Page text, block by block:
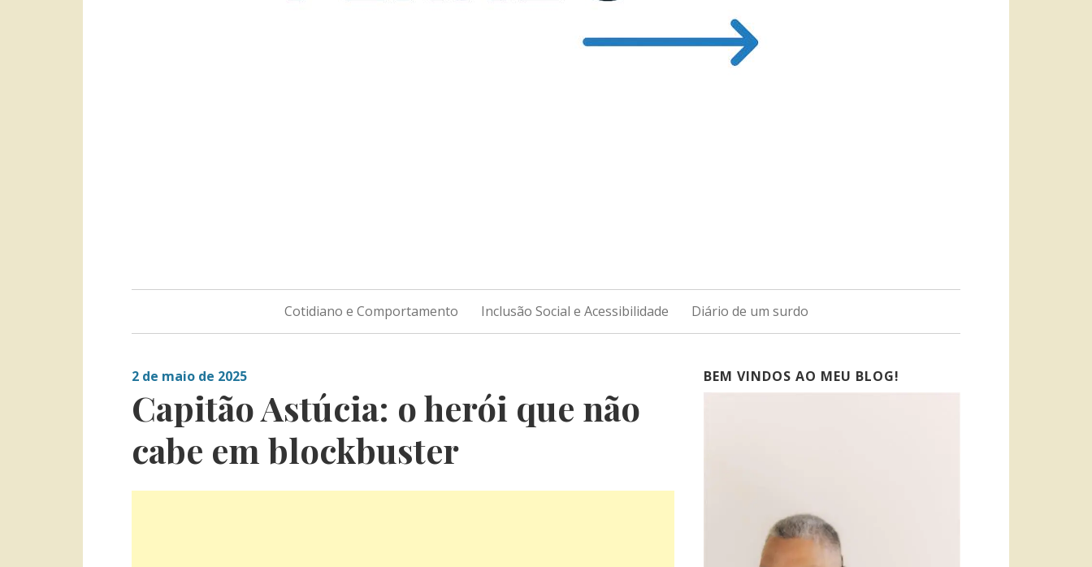
Cotidiano e Comportamento Inclusão Social e Acessibilidade Diário de um surdo
2 de maio de 2025
Capitão Astúcia: o herói que não
cabe em blockbuster
BEM VINDOS AO MEU BLOG!